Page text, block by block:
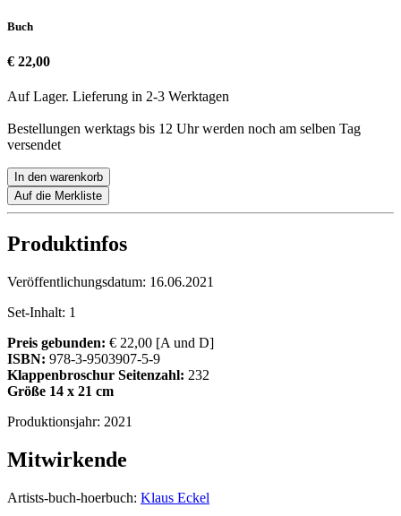
Buch
€ 22,00
Auf Lager. Lieferung in 2-3 Werktagen
Bestellungen werktags bis 12 Uhr werden noch am selben Tag
versendet
In den warenkorb
Auf die Merkliste
Produktinfos
Veröffentlichungsdatum: 16.06.2021
Set-Inhalt: 1
Preis gebunden: € 22,00 [A und D]
ISBN: 978-3-9503907-5-9
Klappenbroschur Seitenzahl: 232
Größe 14 x 21 cm
Produktionsjahr: 2021
Mitwirkende
Artists-buch-hoerbuch: Klaus Eckel